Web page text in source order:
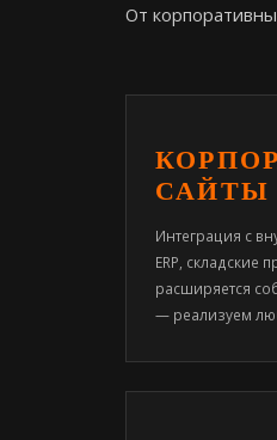
От
САЙТЫ
Интеграция с
ERP, складские
расширяется
— реализуем